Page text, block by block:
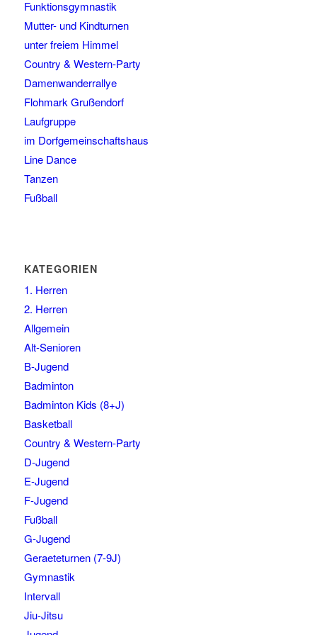
Funktionsgymnastik
Mutter- und Kindturnen
unter freiem Himmel
Country & Western-Party
Damenwanderrallye
Flohmark Grußendorf
Laufgruppe
im Dorfgemeinschaftshaus
Line Dance
Tanzen
Fußball
KATEGORIEN
1. Herren
2. Herren
Allgemein
Alt-Senioren
B-Jugend
Badminton
Badminton Kids (8+J)
Basketball
Country & Western-Party
D-Jugend
E-Jugend
F-Jugend
Fußball
G-Jugend
Geraeteturnen (7-9J)
Gymnastik
Intervall
Jiu-Jitsu